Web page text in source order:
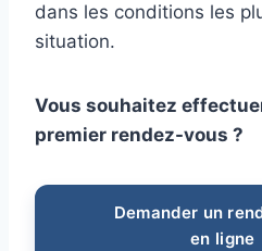
dans les conditions les
situation.
Vous souhaitez
premier rendez-vous ?
Demander un
en ligne